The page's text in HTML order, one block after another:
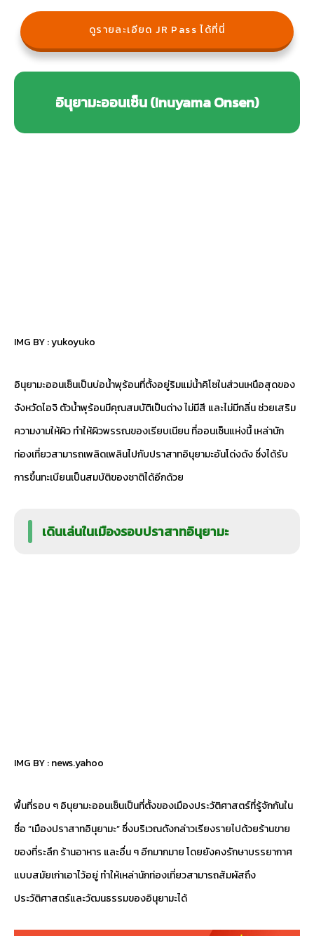
ดูรายละเอียด JR Pass ได้ที่นี่
อินุยามะออนเซ็น (Inuyama Onsen)
IMG BY :yukoyuko
อินุยามะออนเซ็นเป็นบ่อน้ำพุร้อนที่ตั้งอยู่ริมแม่น้ำคิโซในส่วนเหนือสุดของ
จังหวัดไอจิ ตัวน้ำพุร้อนมีคุณสมบัติเป็นด่าง ไม่มีสี และไม่มีกลิ่น ช่วยเสริม
ความงามให้ผิว ทำให้ผิวพรรณของเรียบเนียน ที่ออนเซ็นแห่งนี้ เหล่านัก
ท่องเที่ยวสามารถเพลิดเพลินไปกับปราสาทอินุยามะอันโด่งดัง ซึ่งได้รับ
การขึ้นทะเบียนเป็นสมบัติของชาติได้อีกด้วย
เดินเล่นในเมืองรอบปราสาทอินุยามะ
IMG BY :news.yahoo
พื้นที่รอบ ๆ อินุยามะออนเซ็นเป็นที่ตั้งของเมืองประวัติศาสตร์ที่รู้จักกันใน
ชื่อ “เมืองปราสาทอินุยามะ” ซึ่งบริเวณดังกล่าวเรียงรายไปด้วยร้านขาย
ของที่ระลึก ร้านอาหาร และอื่น ๆ อีกมากมาย โดยยังคงรักษาบรรยากาศ
แบบสมัยเก่าเอาไว้อยู่ ทำให้เหล่านักท่องเที่ยวสามารถสัมผัสถึง
ประวัติศาสตร์และวัฒนธรรมของอินุยามะได้